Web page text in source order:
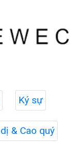
Ký sự
& Cao quý